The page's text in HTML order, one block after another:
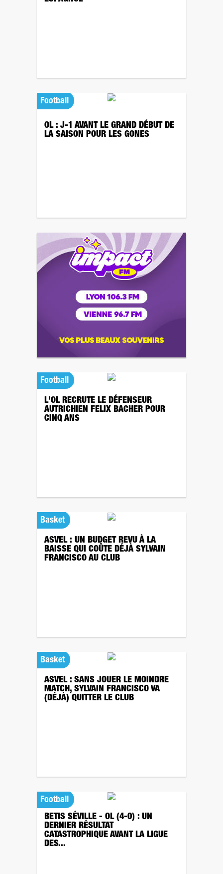
Football
OL : J-1 AVANT LE GRAND DÉBUT DE
LA SAISON POUR LES GONES
Football
L'OL RECRUTE LE DÉFENSEUR
AUTRICHIEN FELIX BACHER POUR
CINQ ANS
Basket
ASVEL : UN BUDGET REVU À LA
BAISSE QUI COÛTE DÉJÀ SYLVAIN
FRANCISCO AU CLUB
Basket
ASVEL : SANS JOUER LE MOINDRE
MATCH, SYLVAIN FRANCISCO VA
(DÉJÀ) QUITTER LE CLUB
Football
BETIS SÉVILLE - OL (4-0) : UN
DERNIER RÉSULTAT
CATASTROPHIQUE AVANT LA LIGUE
DES...